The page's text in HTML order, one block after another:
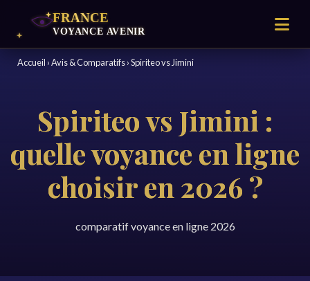
Accueil ›Avis & Comparatifs›Spiriteo vs Jimini
Spiriteo vs Jimini :
quelle voyance en ligne
choisir en 2026 ?
comparatif voyance en ligne 2026